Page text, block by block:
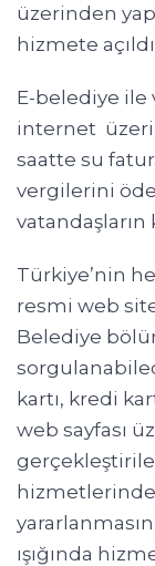
üzerinden
hizmete
E-belediye ile
internet
saatte su
vergilerini
vatandaşların
Türkiye’nin
resmi web
Belediye
kartı, kredi
web sayfası
ışığında